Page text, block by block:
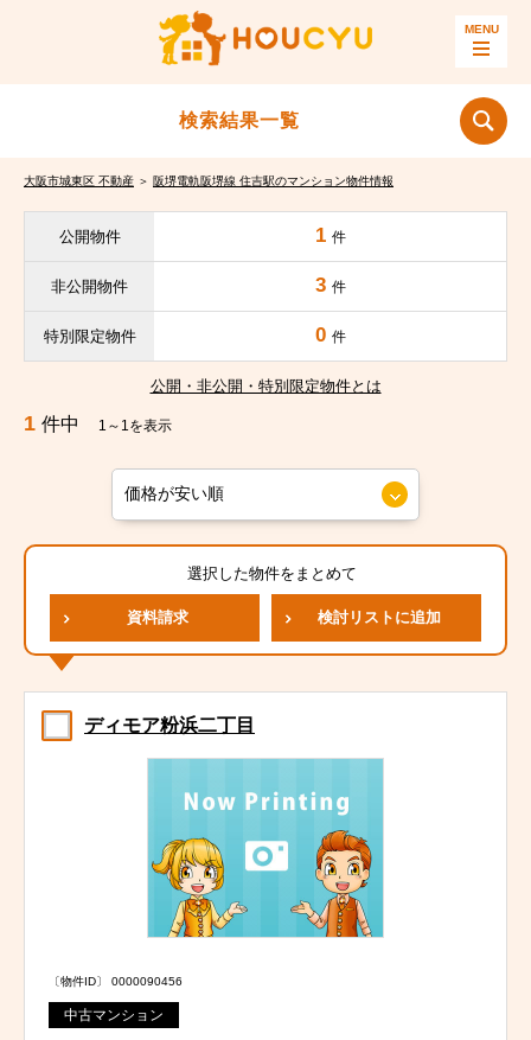
検索結果一覧
大阪市城東区 不動産 ＞ 阪堺電軌阪堺線 住吉駅のマンション物件情報
公開物件 1 件
非公開物件 3 件
特別限定物件 0 件
公開・非公開・特別限定物件とは
1 件中 1～1を表示
選択した物件をまとめて
資料請求 検討リストに追加
ディモア粉浜二丁目
〔物件ID〕 0000090456
中古マンション